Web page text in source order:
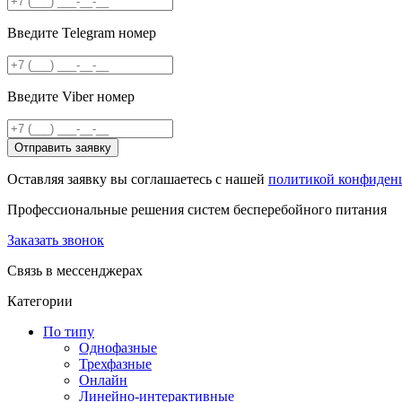
Введите Telegram номер
Введите Viber номер
Отправить заявку
Оставляя заявку вы соглашаетесь с нашей политикой
Профессиональные решения систем бесперебойного питания
Заказать звонок
Связь в мессенджерах
Категории
По типу
Однофазные
Трехфазные
Онлайн
Линейно-интерактивные